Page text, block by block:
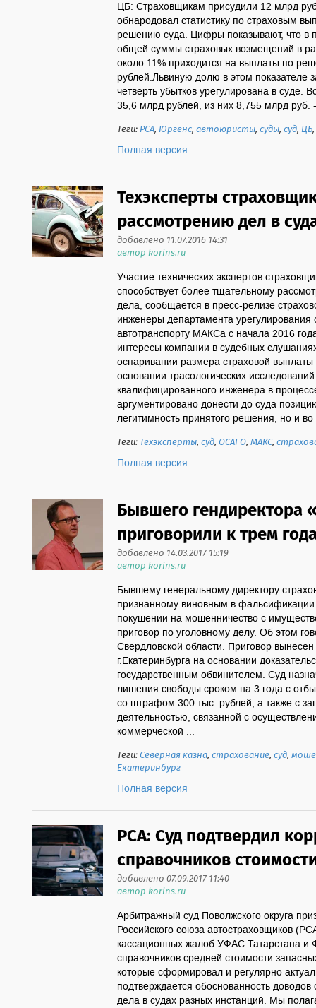
ЦБ: Страховщикам присудили 12 млрд
обнародовал статистику по страховым
решению суда. Цифры показывают, что в
общей суммы страховых возмещений в
около 11% приходится на выплаты по
рублей.Львиную долю в этом показателе
четверть убытков урегулирована в
35,6 млрд рублей, из них 8,755 млрд
Теги:РСА, Юргенс,автоюристы,суды,суд, ЦБ,
Полная версия
Техэксперты
рассмотрению дел в
добавлено 11.07.2016 14:31
автор korins.ru
Участие технических экспертов
способствует более тщательному
дела, сообщается в пресс-релизе
инженеры департамента урегулирования
автотранспорту МАКСа с начала 2016
интересы компании в судебных
оспаривании размера страховой выплаты
основании трасологических
квалифицированного инженера в
аргументировано донести до суда
легитимность принятого решения, но и
Теги:Техэксперты,суд,ОСАГО,МАКС,
Полная версия
Бывшего гендиректора
приговорили к трем
добавлено 14.03.2017 15:19
автор korins.ru
Бывшему генеральному директору
признанному виновным в
покушении на мошенничество с
приговор по уголовному делу. Об этом
Свердловской области. Приговор
г.Екатеринбурга на основании
государственным обвинителем. Суд
лишения свободы сроком на 3 года с
со штрафом 300 тыс. рублей, а также с
деятельностью, связанной с
коммерческой ...
Теги:Северная казна,страхование,суд,
Екатеринбург
Полная версия
РСА: Суд подтвердил
справочников
добавлено 07.09.2017 11:40
автор korins.ru
Арбитражный суд Поволжского округа
Российского союза автостраховщиков
кассационных жалоб УФАС Татарстана и
справочников средней стоимости
которые сформировал и регулярно
подтверждается обоснованность
дела в судах разных инстанций. Мы